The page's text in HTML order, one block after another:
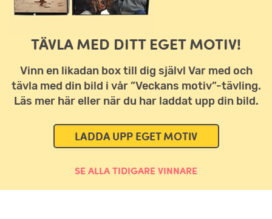
TÄVLA MED DITT EGET MOTIV!
Vinn en likadan box till dig själv! Var med och
tävla med din bild i vår ”Veckans motiv”-tävling.
Läs mer här eller när du har laddat upp din bild.
LADDA UPP EGET MOTIV
SE ALLA TIDIGARE VINNARE